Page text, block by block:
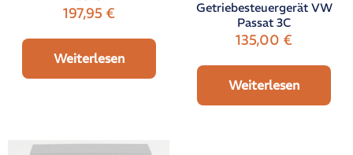
197,95 €
Weiterlesen
Getriebesteuergerät VW
Passat 3C
135,00€
Weiterlesen